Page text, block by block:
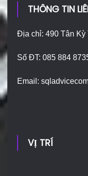
THÔNG TIN
Địa chỉ: 490 Tân Kỳ
Số ĐT: 085 884
Email:
VỊ TRÍ